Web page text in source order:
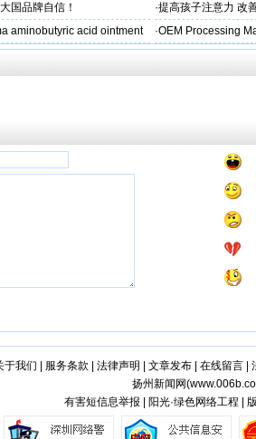
国品牌自信！ ·提高孩子注意力 改
aminobutyric acid ointment ·OEM Processing
于我们 服务条款 法律声明 文章发布| 在线留言|
扬州新闻网(
有害短信息举报 | 阳光·绿色网络工程 |